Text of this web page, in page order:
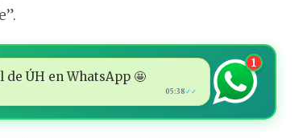
ÚH en WhatsApp 🤩
05:38 ✓✓
1